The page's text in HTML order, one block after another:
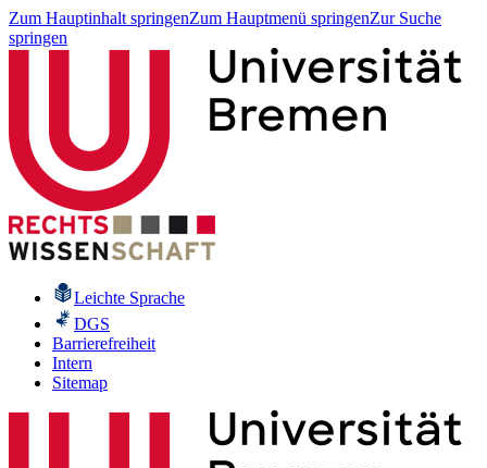
Zum Hauptinhalt springenZum Hauptmenü springenZur Suche
springen
Leichte Sprache
DGS
Barrierefreiheit
Intern
Sitemap